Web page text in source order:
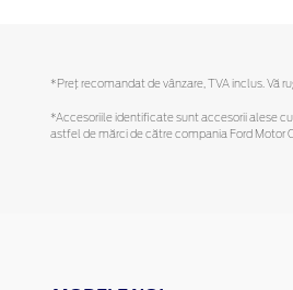
*Preţ recomandat de vânzare, TVA inclus. Vă
*Accesoriile identificate sunt accesorii alese
astfel de mărci de către compania Ford Motor